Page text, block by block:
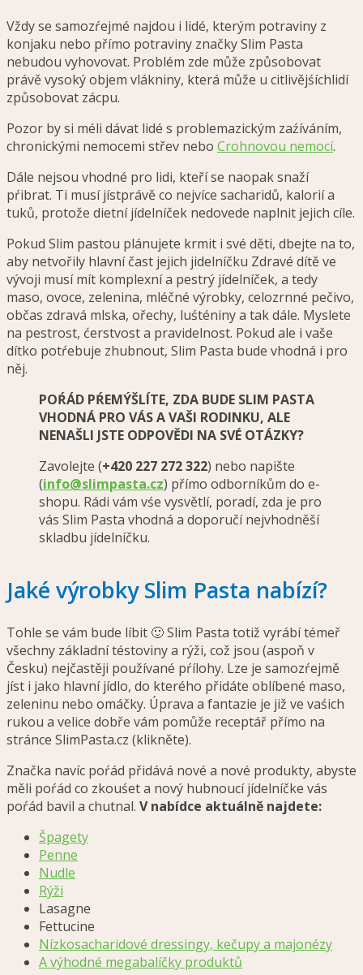
Vždy se samozŕejmé najdou i lidé, kterým potraviny z
konjaku nebo přímo potraviny značky Slim Pasta
nebudou vyhovovat. Problém zde může způsobovat
právě vysoký objem vlákniny, která může u citlivějśíchlidí
způsobovat zácpu.
Pozor by si méli dávat lidé s problemazickým zaźíváním,
chronickými nemocemi střev nebo Crohnovou nemocí.
Dále nejsou vhodné pro lidi, kteří se naopak snaží
pŕibrat. Ti musí jístprávě co nejvíce sacharidů, kalorií a
tuků, protože dietní jídelníček nedovede naplnit jejich cíle.
Pokud Slim pastou plánujete krmit i své děti, dbejte na to,
aby netvořily hlavní čast jejich jidelníčku Zdravé dítě ve
vývoji musí mít komplexní a pestrý jídelníček, a tedy
maso, ovoce, zelenina, mléčné výrobky, celozrnné pečivo,
občas zdravá mlska, ořechy, luśténiny a tak dále. Myslete
na pestrost, ćerstvost a pravidelnost. Pokud ale i vaše
dítko potŕebuje zhubnout, Slim Pasta bude vhodná i pro
něj.
POŔÁD PŔEMÝŠLÍTE, ZDA BUDE SLIM PASTA
VHODNÁ PRO VÁS A VAŠI RODINKU, ALE
NENAŠLI JSTE ODPOVĚDI NA SVÉ OTÁZKY?
Zavolejte (+420 227 272 322) nebo napište
(info@slimpasta.cz) přímo odborníkům do e-
shopu. Rádi vám vśe vysvětlí, poradí, zda je pro
vás Slim Pasta vhodná a doporučí nejvhodněší
skladbu jídelníčku.
Jaké výrobky Slim Pasta nabízí?
Tohle se vám bude líbit 🙂 Slim Pasta totiž vyrábí témeř
všechny základní téstoviny a rýži, což jsou (aspoň v
Česku) nejčastěji používané pŕílohy. Lze je samozŕejmě
jíst i jako hlavní jídlo, do kterého přidáte oblíbené maso,
zeleninu nebo omáčky. Úprava a fantazie je již ve vaśich
rukou a velice dobře vám pomůže receptář přímo na
stránce SlimPasta.cz (klikněte).
Značka navíc poŕád přidává nové a nové produkty, abyste
měli poŕád co zkouśet a nový hubnoucí jídelníčke vás
poŕád bavil a chutnal. V nabídce aktuálně najdete:
Špagety
Penne
Nudle
Rýži
Lasagne
Fettucine
Nízkosacharidové dressingy, kečupy a majonézy
A výhodné megabalíčky produktů